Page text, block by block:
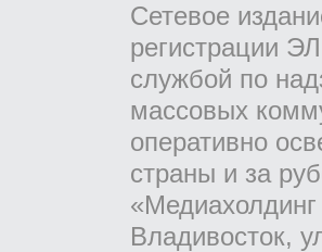
Сетевое
регистрации
службой по
массовых
оперативно
страны и за
Владивосток,